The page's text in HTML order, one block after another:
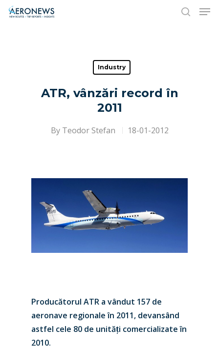
Hit enter to search or ESC to close
Industry
ATR, vânzări record în
2011
By Teodor Stefan 18-01-2012
Producătorul ATR a vândut 157 de
aeronave regionale în 2011, devansând
astfel cele 80 de unități comercializate în
2010.